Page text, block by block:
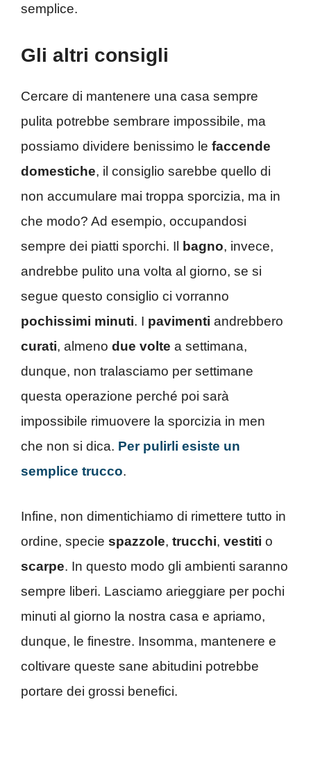
semplice.
Gli altri consigli
Cercare di mantenere una casa sempre
pulita potrebbe sembrare impossibile, ma
possiamo dividere benissimo le faccende
domestiche, il consiglio sarebbe quello di
non accumulare mai troppa sporcizia, ma in
che modo? Ad esempio, occupandosi
sempre dei piatti sporchi. Il
bagno, invece,
andrebbe pulito una volta al giorno, se si
segue questo consiglio ci vorranno
pochissimi minuti. I pavimenti andrebbero
curati, almeno due volte a settimana,
dunque, non tralasciamo per settimane
questa operazione perché poi sarà
impossibile rimuovere la sporcizia in men
che non si dica. Per pulirli esiste un
semplice trucco.
Infine, non dimentichiamo di rimettere tutto in
ordine, specie spazzole, trucchi, vestiti o
scarpe. In questo modo gli ambienti saranno
sempre liberi. Lasciamo arieggiare per pochi
minuti al giorno la nostra casa e apriamo,
dunque, le finestre. Insomma, mantenere e
coltivare queste sane abitudini potrebbe
portare dei grossi benefici.